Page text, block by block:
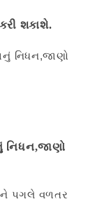
શકાશે.
નિધન,જાણો